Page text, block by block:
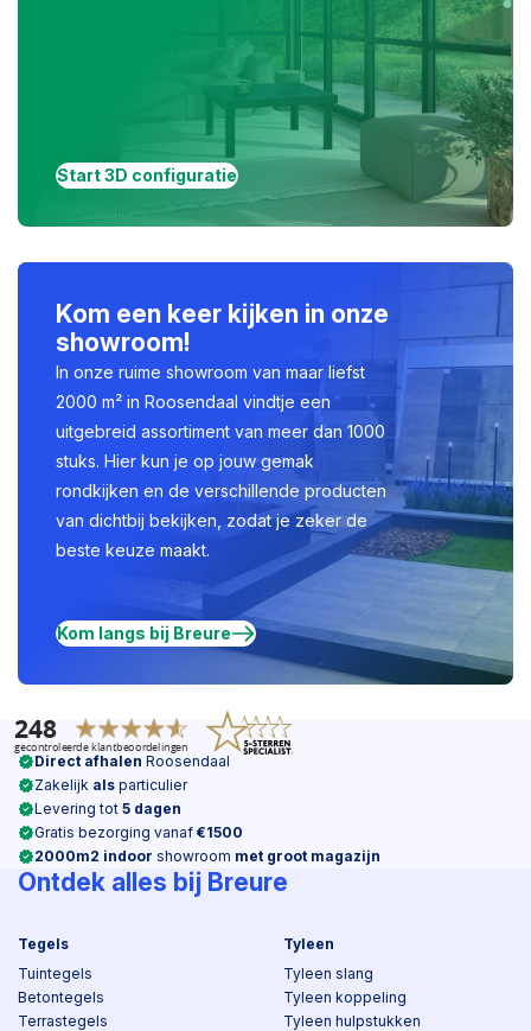
Start 3D configuratie
Kom een keer kijken in onze
showroom!
In onze ruime showroom van maar liefst
2000 m² in Roosendaal vindtje een
uitgebreid assortiment van meer dan 1000
stuks. Hier kun je op jouw gemak
rondkijken en de verschillende producten
van dichtbij bekijken, zodat je zeker de
beste keuze maakt.
Kom langs bij Breure
Direct afhalen Roosendaal
Zakelijk als particulier
Levering tot 5 dagen
Gratis bezorging vanaf €1500
2000m2 indoor showroom met groot magazijn
Ontdek alles bij Breure
Tegels
Tuintegels
Betontegels
Terrastegels
Tyleen
Tyleen slang
Tyleen koppeling
Tyleen hulpstukken